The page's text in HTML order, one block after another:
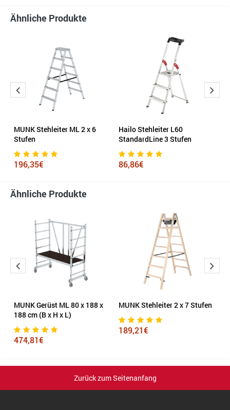
Ähnliche Produkte
MUNK Stehleiter ML 2 x 6
Stufen
196,35€
Hailo Stehleiter L60
StandardLine 3 Stufen
86,86€
Ähnliche Produkte
MUNK Gerüst ML 80 x 188 x
188 cm (B x H x L)
474,81€
MUNK Stehleiter 2 x 7 Stufen
189,21€
Zurück zum Seitenanfang